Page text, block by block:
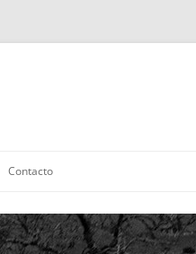
Contacto